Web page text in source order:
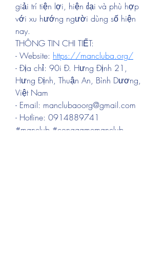
giải trí tiện lợi, hiện đại và phù hợp
với xu hướng người dùng số hiện
nay.
THÔNG TIN CHI TIẾT:
- Website: https://mancluba.org/
- Địa chỉ: 90i Đ. Hưng Định 21,
Hưng Định, Thuận An, Bình Dương,
Việt Nam
- Email: manclubaoorg@gmail.com
- Hotline: 0914889741
#manclub #conggamemanclub